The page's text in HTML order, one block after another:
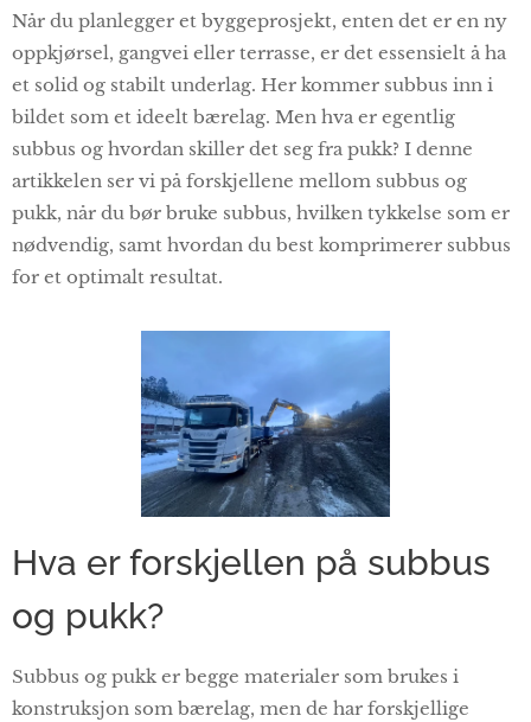
Når du planlegger et byggeprosjekt, enten det er en ny
oppkjørsel, gangvei eller terrasse, er det essensielt å ha
et solid og stabilt underlag. Her kommer subbus inn i
bildet som et ideelt bærelag. Men hva er egentlig
subbus og hvordan skiller det seg fra pukk? I denne
artikkelen ser vi på forskjellene mellom subbus og
pukk, når du bør bruke subbus, hvilken tykkelse som er
nødvendig, samt hvordan du best komprimerer subbus
for et optimalt resultat.
Hva er forskjellen på subbus
og pukk?
Subbus og pukk er begge materialer som brukes i
konstruksjon som bærelag, men de har forskjellige